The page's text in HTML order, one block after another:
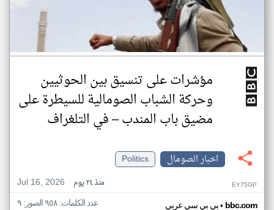
مؤشرات على تنسيق بين الحوثيين
وحركة الشباب الصومالية للسيطرة على
مضيق باب المندب – في التلغراف
اخبار الصومال
Politics
Jul 16, 2026
منذ ٢٤ يوم EY75GP
بي بي سي عربي• bbc.com عدد الكلمات: ٩٥٨ الصور: ٩